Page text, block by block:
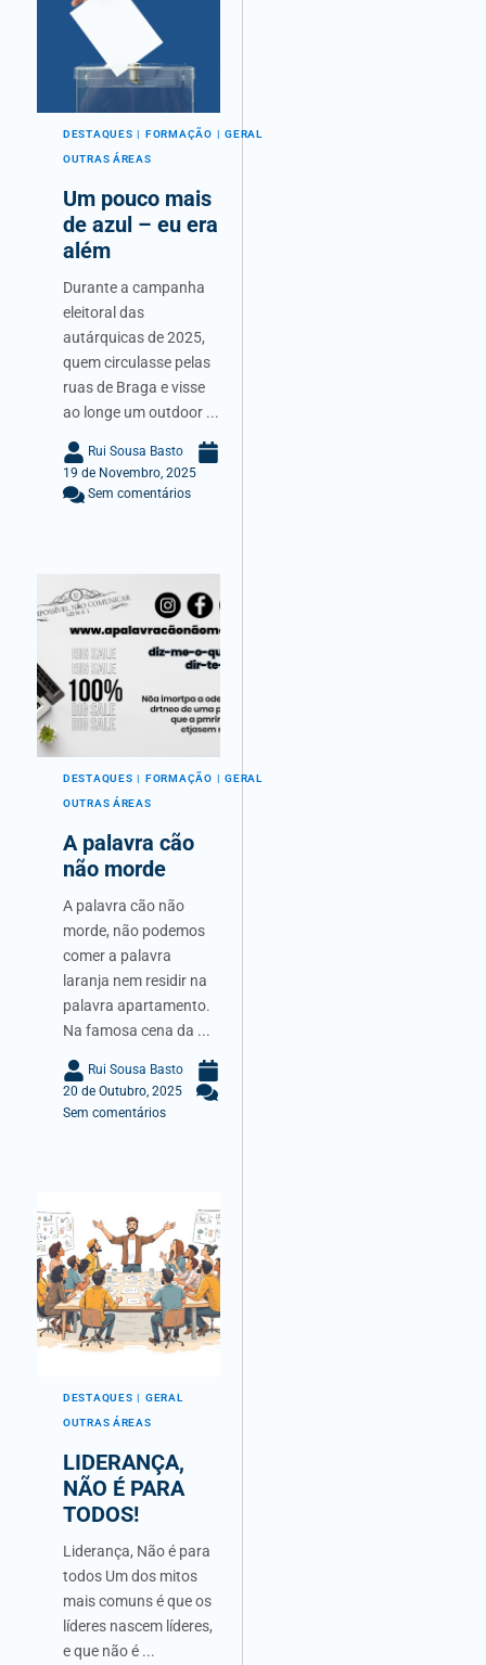
DESTAQUES FORMAÇÃO GERAL
OUTRAS ÁREAS
Um pouco mais
de azul – eu era
além
Durante a campanha
eleitoral das
autárquicas de 2025,
quem circulasse pelas
ruas de Braga e visse
ao longe um outdoor ...
Rui Sousa Basto
19 de Novembro, 2025
Sem comentários
DESTAQUES FORMAÇÃO GERAL
OUTRAS ÁREAS
A palavra cão
não morde
A palavra cão não
morde, não podemos
comer a palavra
laranja nem residir na
palavra apartamento.
Na famosa cena da ...
Rui Sousa Basto
20 de Outubro, 2025
Sem comentários
DESTAQUES GERAL
OUTRAS ÁREAS
LIDERANÇA,
NÃO É PARA
TODOS!
Liderança, Não é para
todos Um dos mitos
mais comuns é que os
líderes nascem líderes,
e que não é ...